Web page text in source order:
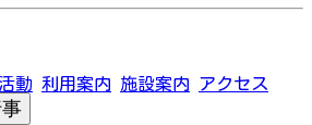
動 利用案内 施設案内 アクセス